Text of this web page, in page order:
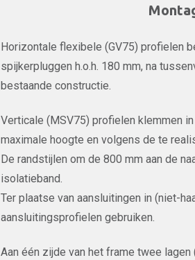
Horizontale flexibele (GV75) profielen
spijkerpluggen h.o.h. 180 mm, na
bestaande constructie.
Verticale (MSV75) profielen klemmen
maximale hoogte en volgens de te
De randstijlen om de 800 mm aan de
isolatieband.
Ter plaatse van aansluitingen in (niet-
aansluitingsprofielen gebruiken.
Aan één zijde van het frame twee lagen